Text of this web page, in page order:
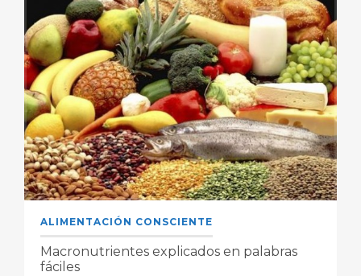
ALIMENTACIÓN CONSCIENTE
Macronutrientes explicados en palabras
fáciles